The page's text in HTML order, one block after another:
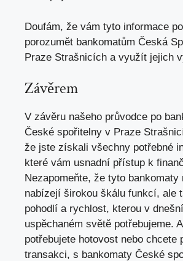
Doufám, že‌ vám tyto informace​
porozumět bankomatům‌ Česká
Praze Strašnicích a využít jejich
Závěrem
V závěru našeho průvodce po
České spořitelny v Praze
že jste získali všechny potřebné
které vám usnadní přístup k
Nezapomeňte, že tyto bankomaty
nabízejí širokou škálu funkcí, ale
pohodlí a rychlost, kterou v⁣
uspěchaném světě potřebujeme.
potřebujete hotovost nebo chcete
transakci, ⁤s bankomaty České